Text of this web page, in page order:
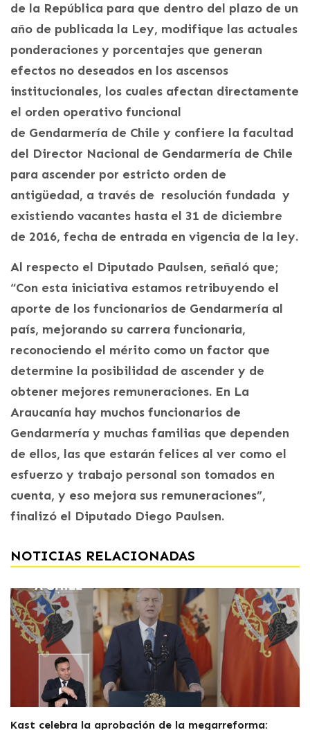
de la República para que dentro del plazo de un
año de publicada la Ley, modifique las actuales
ponderaciones y porcentajes que generan
efectos no deseados en los ascensos
institucionales, los cuales afectan directamente
el orden operativo funcional
de Gendarmería de Chile y confiere la facultad
del Director Nacional de Gendarmería de Chile
para ascender por estricto orden de
antigüedad, a través de resolución fundada y
existiendo vacantes hasta el 31 de diciembre
de 2016, fecha de entrada en vigencia de la ley.
Al respecto el Diputado Paulsen, señaló que;
“Con esta iniciativa estamos retribuyendo el
aporte de los funcionarios de Gendarmería al
país, mejorando su carrera funcionaria,
reconociendo el mérito como un factor que
determine la posibilidad de ascender y de
obtener mejores remuneraciones. En La
Araucanía hay muchos funcionarios de
Gendarmería y muchas familias que dependen
de ellos, las que estarán felices al ver como el
esfuerzo y trabajo personal son tomados en
cuenta, y eso mejora sus remuneraciones”,
finalizó el Diputado Diego Paulsen.
NOTICIAS RELACIONADAS
Kast celebra la aprobación de la megarreforma: